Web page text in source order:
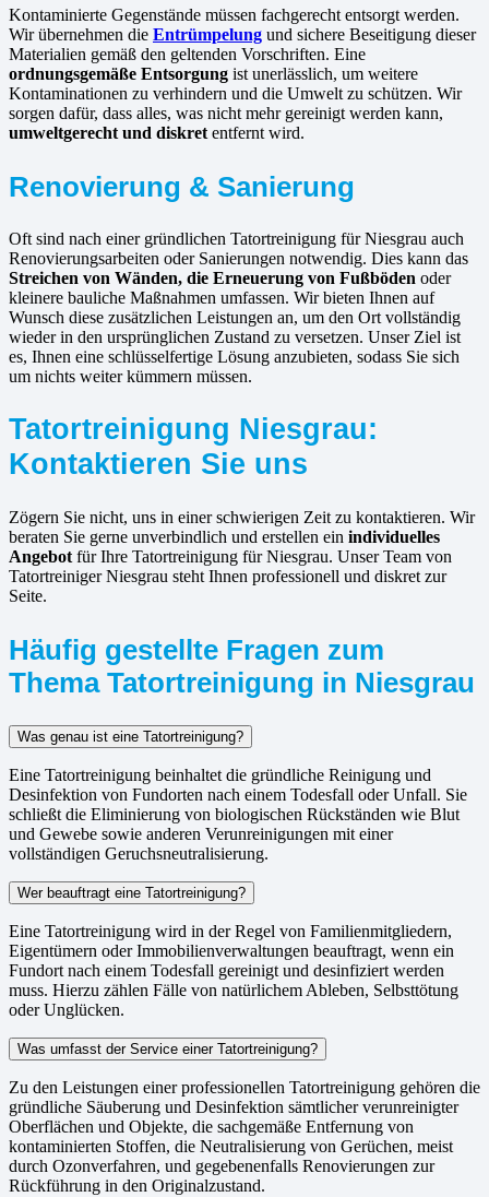
Kontaminierte Gegenstände müssen fachgerecht entsorgt werden.
Wir übernehmen die Entrümpelung und sichere Beseitigung dieser
Materialien gemäß den geltenden Vorschriften. Eine
ordnungsgemäße Entsorgung ist unerlässlich, um weitere
Kontaminationen zu verhindern und die Umwelt zu schützen. Wir
sorgen dafür, dass alles, was nicht mehr gereinigt werden kann,
umweltgerecht und diskret entfernt wird.
Renovierung & Sanierung
Oft sind nach einer gründlichen Tatortreinigung für Niesgrau auch
Renovierungsarbeiten oder Sanierungen notwendig. Dies kann das
Streichen von Wänden, die Erneuerung von Fußböden oder
kleinere bauliche Maßnahmen umfassen. Wir bieten Ihnen auf
Wunsch diese zusätzlichen Leistungen an, um den Ort vollständig
wieder in den ursprünglichen Zustand zu versetzen. Unser Ziel ist
es, Ihnen eine schlüsselfertige Lösung anzubieten, sodass Sie sich
um nichts weiter kümmern müssen.
Tatortreinigung Niesgrau:
Kontaktieren Sie uns
Zögern Sie nicht, uns in einer schwierigen Zeit zu kontaktieren. Wir
beraten Sie gerne unverbindlich und erstellen ein individuelles
Angebot für Ihre Tatortreinigung für Niesgrau. Unser Team von
Tatortreiniger Niesgrau steht Ihnen professionell und diskret zur
Seite.
Häufig gestellte Fragen zum
Thema Tatortreinigung in Niesgrau
Was genau ist eine Tatortreinigung?
Eine Tatortreinigung beinhaltet die gründliche Reinigung und
Desinfektion von Fundorten nach einem Todesfall oder Unfall. Sie
schließt die Eliminierung von biologischen Rückständen wie Blut
und Gewebe sowie anderen Verunreinigungen mit einer
vollständigen Geruchsneutralisierung.
Wer beauftragt eine Tatortreinigung?
Eine Tatortreinigung wird in der Regel von Familienmitgliedern,
Eigentümern oder Immobilienverwaltungen beauftragt, wenn ein
Fundort nach einem Todesfall gereinigt und desinfiziert werden
muss. Hierzu zählen Fälle von natürlichem Ableben, Selbsttötung
oder Unglücken.
Was umfasst der Service einer Tatortreinigung?
Zu den Leistungen einer professionellen Tatortreinigung gehören die
gründliche Säuberung und Desinfektion sämtlicher verunreinigter
Oberflächen und Objekte, die sachgemäße Entfernung von
kontaminierten Stoffen, die Neutralisierung von Gerüchen, meist
durch Ozonverfahren, und gegebenenfalls Renovierungen zur
Rückführung in den Originalzustand.